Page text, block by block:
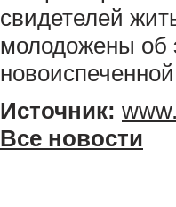
свидетелей
молодожены об
Источник:
Все новости